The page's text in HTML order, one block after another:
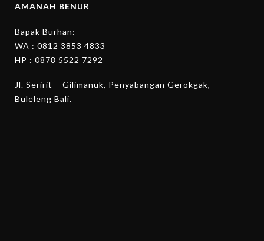
AMANAH BENUR
Bapak Burhan:
WA : 0812 3853 4833
HP : 0878 5522 7292
Jl. Seririt – Gilimanuk, Penyabangan Gerokgak,
Buleleng Bali.